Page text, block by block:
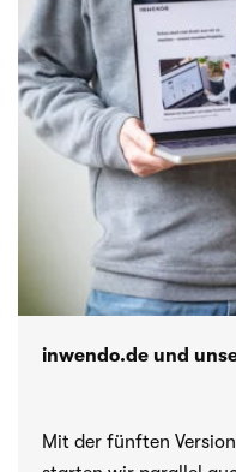
inwendo.de und
Mit der fünf­ten